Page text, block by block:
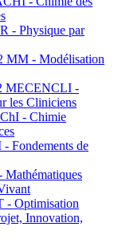
- Physique par
- Modélisation
MECENCLI -
les Cliniciens
- Chimie
Fondements de
- Optimisation
Innovation,